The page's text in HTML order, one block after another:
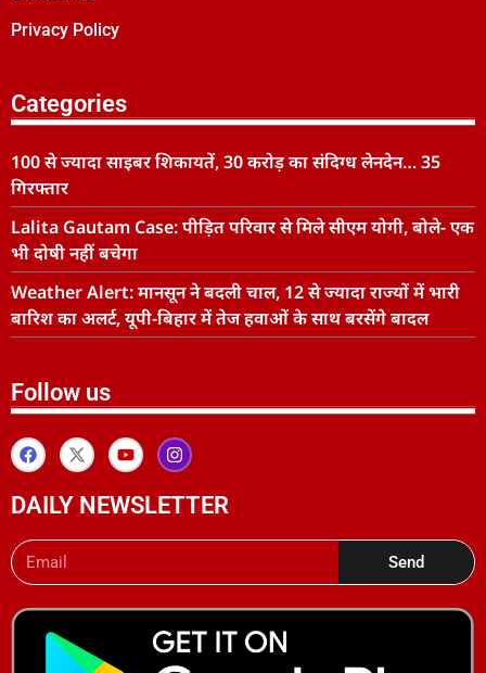
Privacy Policy
Categories
100 से ज्यादा साइबर शिकायतें, 30 करोड़ का संदिग्ध लेनदेन… 35
गिरफ्तार
Lalita Gautam Case: पीड़ित परिवार से मिले सीएम योगी, बोले- एक
भी दोषी नहीं बचेगा
Weather Alert: मानसून ने बदली चाल, 12 से ज्यादा राज्यों में भारी
बारिश का अलर्ट, यूपी-बिहार में तेज हवाओं के साथ बरसेंगे बादल
Follow us
DAILY NEWSLETTER
Send